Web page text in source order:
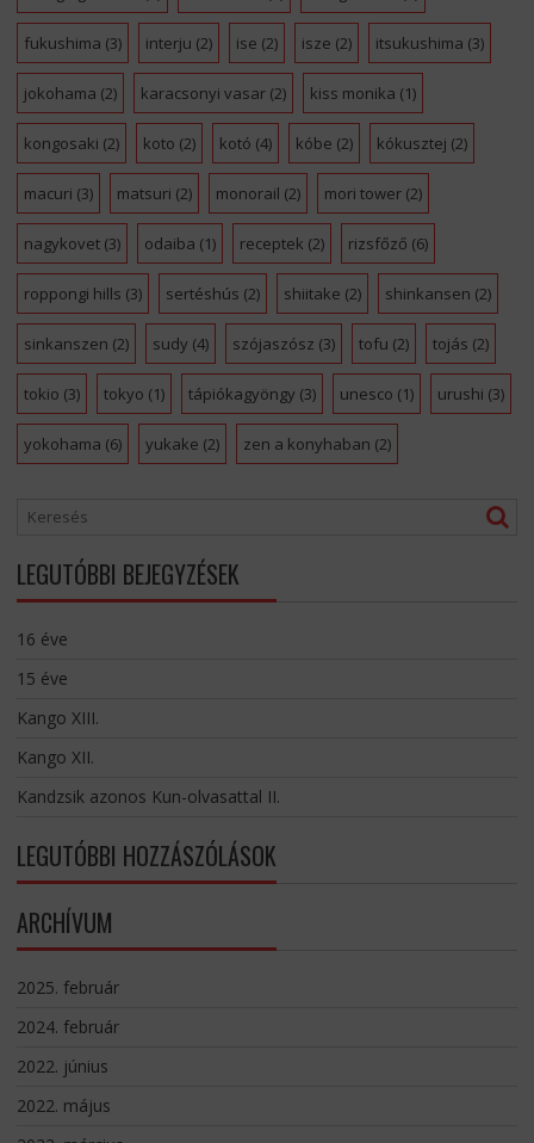
fukushima (3) interju (2) ise (2) isze (2) itsukushima (3)
jokohama (2) karacsonyi vasar(2) kiss monika (1)
kongosaki (2) koto (2) kotó (4) kóbe (2) kókusztej (2)
macuri (3) matsuri (2) monorail (2) mori tower(2)
nagykovet(3) odaiba (1) receptek (2) rizsfőző (6)
roppongi hills (3) sertéshús (2) shiitake (2) shinkansen (2)
sinkanszen (2) sudy (4) szójaszósz (3) tofu (2) tojás (2)
tokio (3) tokyo (1) tápiókagyöngy (3) unesco (1) urushi (3)
yokohama (6) yukake (2) zen a konyhaban (2)
LEGUTÓBBI BEJEGYZÉSEK
16 éve
15 éve
Kango XIII.
Kango XII.
Kandzsik azonos Kun-olvasattal II.
LEGUTÓBBI HOZZÁSZÓLÁSOK
ARCHÍVUM
2025. február
2024. február
2022. június
2022. május